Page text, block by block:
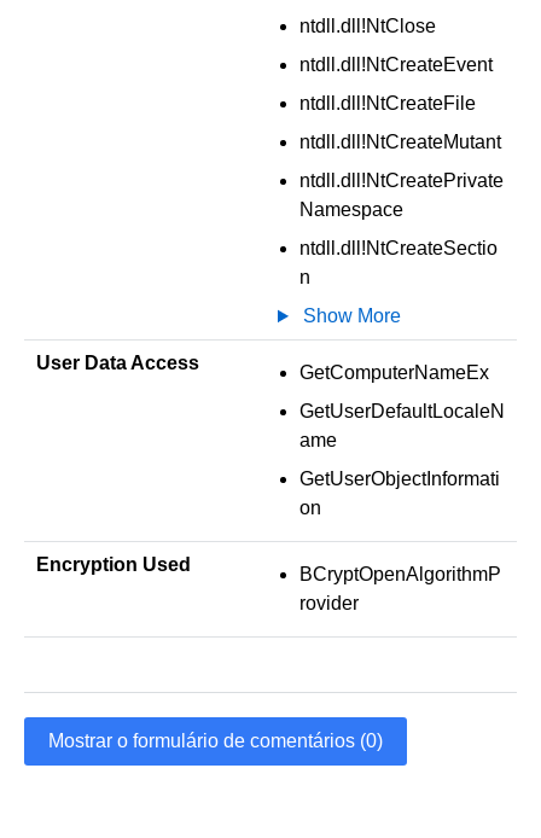
ntdll.dll!NtClose
ntdll.dll!NtCreateEvent
ntdll.dll!NtCreateFile
ntdll.dll!NtCreateMutant
ntdll.dll!NtCreatePrivate
Namespace
ntdll.dll!NtCreateSectio
n
Show More
User Data Access
GetComputerNameEx
GetUserDefaultLocaleN
ame
GetUserObjectInformati
on
Encryption Used
BCryptOpenAlgorithmP
rovider
Mostrar o formulário de comentários (0)